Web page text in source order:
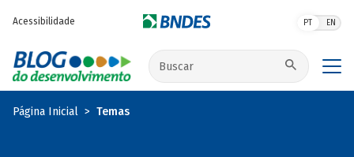
Acessibilidade PT EN
Buscar no site
Página Inicial Temas